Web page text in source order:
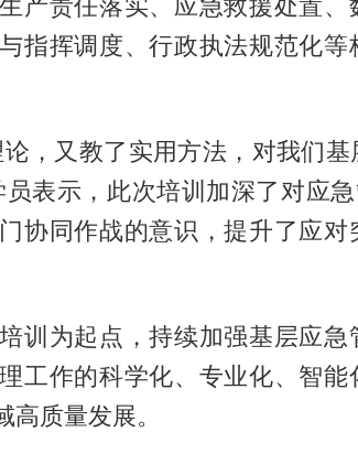
产责任落实、应急救援处置、
指挥调度、行政执法规范化等
，又教了实用方法，对我们
表示，此次培训加深了对应急
协同作战的意识，提升了应对
训为起点，持续加强基层应急
工作的科学化、专业化、智能
质量发展。